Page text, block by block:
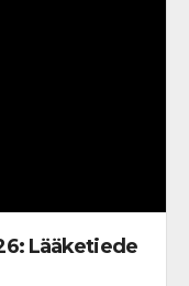
Lääketiede